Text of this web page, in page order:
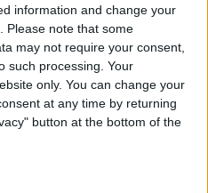
information and change your
Please note that some
may not require your consent,
such processing. Your
only. You can change your
at any time by returning
button at the bottom of the
decifrato con due
proteggere meglio i